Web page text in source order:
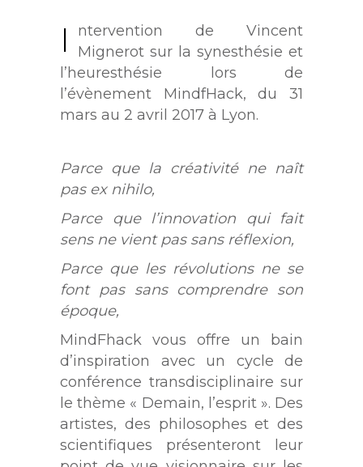
I
ntervention de Vincent
Mignerot sur la synesthésie et
l’heuresthésie lors de
l’évènement MindfHack, du 31
mars au 2 avril 2017 à Lyon.
Parce que la créativité ne naît
pas ex nihilo,
Parce que l’innovation qui fait
sens ne vient pas sans réflexion,
Parce que les révolutions ne se
font pas sans comprendre son
époque,
MindFhack vous offre un bain
d’inspiration avec un cycle de
conférence transdisciplinaire sur
le thème « Demain, l’esprit ». Des
artistes, des philosophes et des
scientifiques présenteront leur